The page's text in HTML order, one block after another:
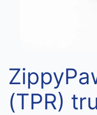
(TPR)